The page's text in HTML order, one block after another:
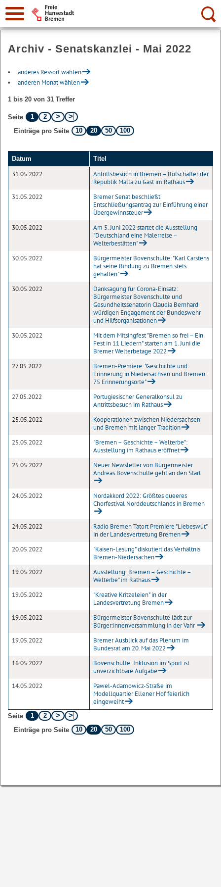
Suche:
Archiv - Senatskanzlei - Mai 2022
anderes Ressort wählen
anderen Monat wählen
1 bis 20 von 31 Treffer
Seite 1
2
Einträge pro Seite
10 20 50 100
Datum Titel
31.05.2022
Antrittsbesuch in Bremen – Botschafter der
Republik Malta zu Gast im Rathaus
31.05.2022
Bremer Senat beschließt
Entschließungsantrag zur Einführung einer
Übergewinnsteuer
30.05.2022
Am 5. Juni 2022 startet die Ausstellung
"Deutschland eine Malerreise –
Welterbestätten"
30.05.2022
Bürgermeister Bovenschulte: "Karl Carstens
hat seine Bindung zu Bremen stets
gehalten"
30.05.2022
Danksagung für Corona-Einsatz:
Bürgermeister Bovenschulte und
Gesundheitssenatorin Claudia Bernhard
würdigen Engagement der Bundeswehr
und Hilfsorganisationen
30.05.2022
Mit dem Mitsingfest "Bremen so frei – Ein
Fest in 11 Liedern" starten am 1. Juni die
Bremer Welterbetage 2022
27.05.2022
Bremen-Premiere: "Geschichte und
Erinnerung in Niedersachsen und Bremen:
75 Erinnerungsorte"
27.05.2022
Portugiesischer Generalkonsul zu
Antrittsbesuch im Rathaus
25.05.2022
Kooperationen zwischen Niedersachsen
und Bremen mit langer Tradition
25.05.2022
"Bremen – Geschichte – Welterbe":
Ausstellung im Rathaus eröffnet
25.05.2022
Neuer Newsletter von Bürgermeister
Andreas Bovenschulte geht an den Start
24.05.2022
Nordakkord 2022: Größtes queeres
Chorfestival Norddeutschlands in Bremen
24.05.2022
Radio Bremen Tatort Premiere "Liebeswut"
in der Landesvertretung Bremen
20.05.2022
"Kaisen-Lesung" diskutiert das Verhältnis
Bremen-Niedersachen
19.05.2022
Ausstellung „Bremen – Geschichte –
Welterbe“ im Rathaus
19.05.2022
"Kreative Kritzeleien" in der
Landesvertretung Bremen
19.05.2022
Bürgermeister Bovenschulte lädt zur
Bürger:innenversammlung in der Vahr
19.05.2022
Bremer Ausblick auf das Plenum im
Bundesrat am 20. Mai 2022
16.05.2022
Bovenschulte: Inklusion im Sport ist
unverzichtbare Aufgabe
14.05.2022
Pawel-Adamowicz-Straße im
Modellquartier Ellener Hof feierlich
eingeweiht
Seite 1
2
Einträge pro Seite
10 20 50 100